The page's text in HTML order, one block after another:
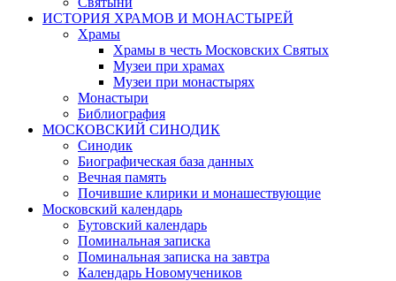
ИСТОРИЯ ХРАМОВ И МОНАСТЫРЕЙ
Храмы
Храмы в честь Московских Святых
Музеи при храмах
Музеи при монастырях
Монастыри
Библиография
МОСКОВСКИЙ СИНОДИК
Синодик
Биографическая база данных
Вечная память
Почившие клирики и монашествующие
Московский календарь
Бутовский календарь
Поминальная записка
Поминальная записка на завтра
Календарь Новомучеников